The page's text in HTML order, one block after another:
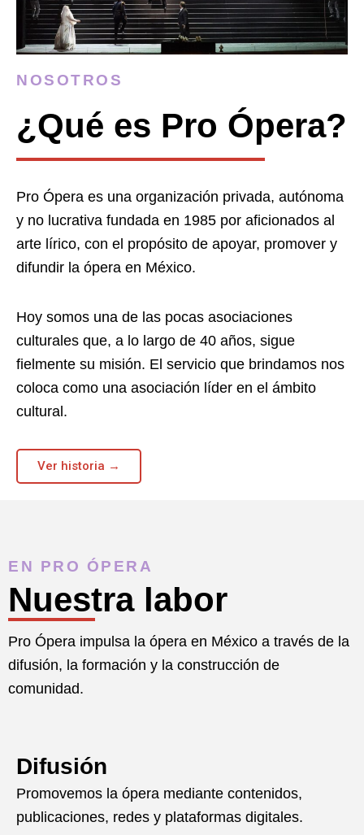
NOSOTROS
¿Qué es Pro Ópera?
Pro Ópera es una organización privada, autónoma
y no lucrativa fundada en 1985 por aficionados al
arte lírico, con el propósito de apoyar, promover y
difundir la ópera en México.
Hoy somos una de las pocas asociaciones
culturales que, a lo largo de 40 años, sigue
fielmente su misión. El servicio que brindamos nos
coloca como una asociación líder en el ámbito
cultural.
Ver historia →
EN PRO ÓPERA
Nuestra labor
Pro Ópera impulsa la ópera en México a través de la
difusión, la formación y la construcción de
comunidad.
Difusión
Promovemos la ópera mediante contenidos,
publicaciones, redes y plataformas digitales.